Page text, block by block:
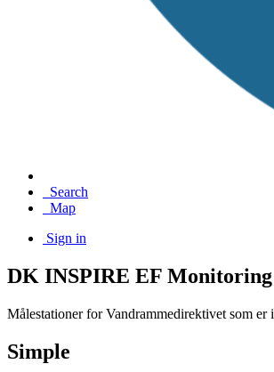
Search
Map
Sign in
DK INSPIRE EF
Målestationer for Vandrammedirektivet som
Simple